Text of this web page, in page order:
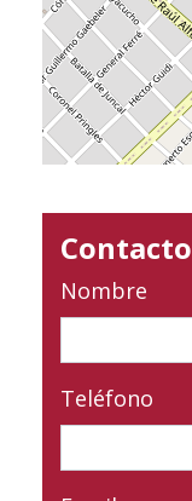
Contacto
Nombre
Teléfono